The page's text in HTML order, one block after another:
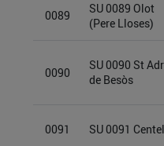
0089
SU 0089 Olot
(Pere Lloses)
0090
SU 0090 St
de Besòs
0091 SU 0091